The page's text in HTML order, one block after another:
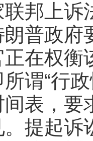
上诉法
普政府
在权衡
谓“行
表，要
提起诉